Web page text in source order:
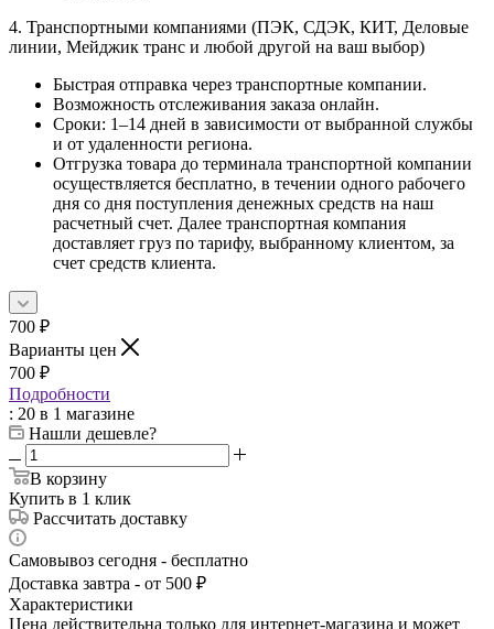
4. Транспортными компаниями (ПЭК, СДЭК, КИТ, Деловые
линии, Мейджик транс и любой другой на ваш выбор)
Быстрая отправка через транспортные компании.
Возможность отслеживания заказа онлайн.
Сроки: 1–14 дней в зависимости от выбранной службы
и от удаленности региона.
Отгрузка товара до терминала транспортной компании
осуществляется бесплатно, в течении одного рабочего
дня со дня поступления денежных средств на наш
расчетный счет. Далее транспортная компания
доставляет груз по тарифу, выбранному клиентом, за
счет средств клиента.
700 ₽
Варианты цен
700 ₽
Подробности
: 20 в 1 магазине
Нашли дешевле?
В корзину
Купить в 1 клик
Рассчитать доставку
Самовывоз сегодня - бесплатно
Доставка завтра - от 500 ₽
Характеристики
Цена действительна только для интернет-магазина и может